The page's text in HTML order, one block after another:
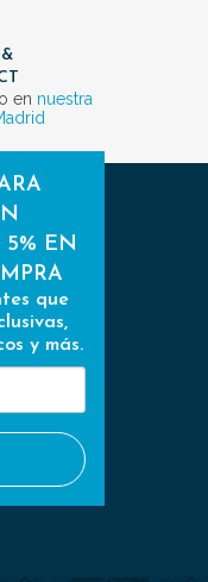
en nuestra
5% EN
que
y más.